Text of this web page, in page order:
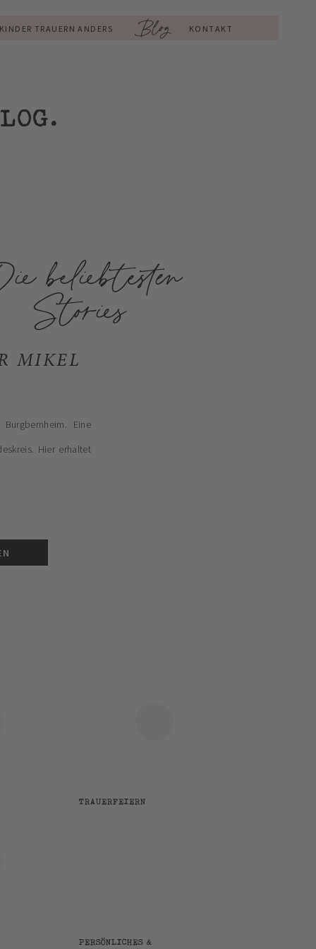
Blog KONTAKT
KINDER TRAUERN ANDERS
MIKEL
Eine
Hier erhaltet
beliebtesten
Stories
TRAUERFEIERN
PERSÖNLICHES &